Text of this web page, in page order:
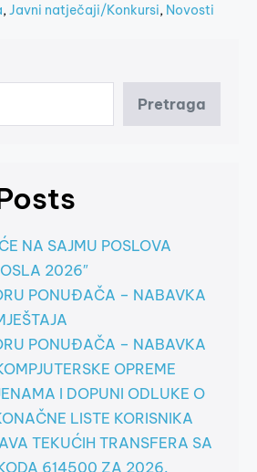
,Javni natječaji/Konkursi, Novosti
Pretraga
NA SAJMU POSLOVA
2026″
PONUĐAČA – NABAVKA
PONUĐAČA – NABAVKA
OPREME
I DOPUNI ODLUKE O
LISTE KORISNIKA
TEKUĆIH TRANSFERA SA
614500 ZA 2026.